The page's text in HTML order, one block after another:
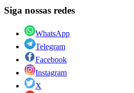
Siga nossas redes
WhatsApp
Telegram
Facebook
Instagram
X